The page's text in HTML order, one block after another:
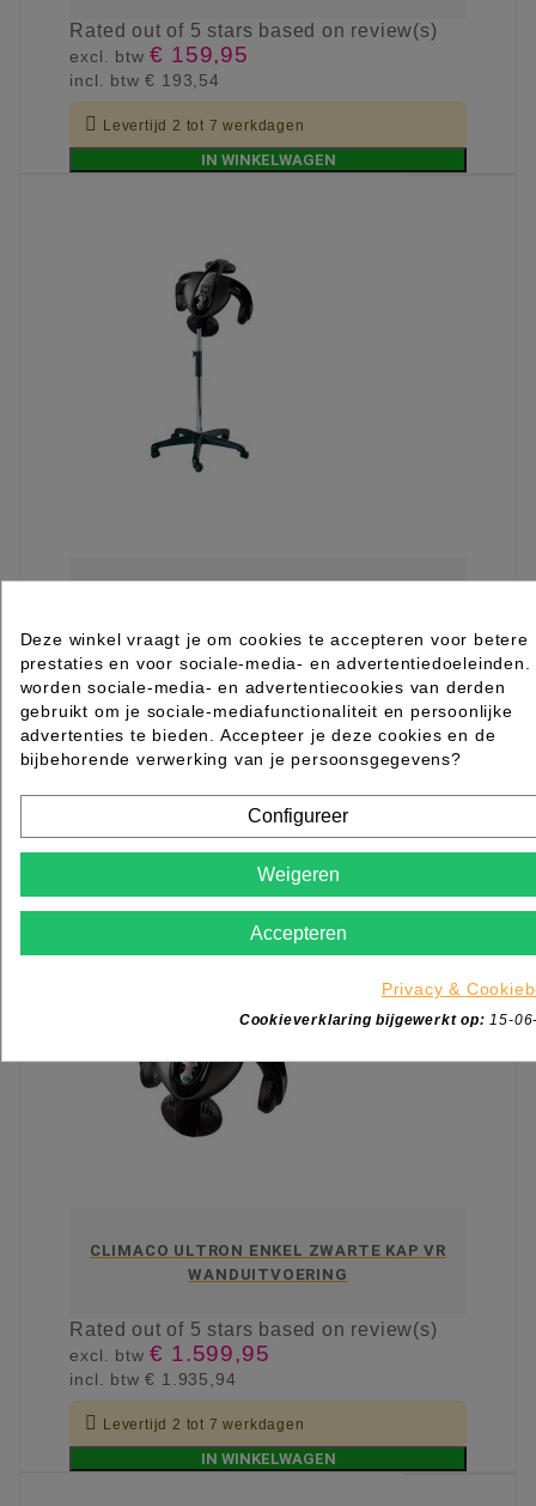
Ratedout of 5 stars based on review(s)
excl. btw€ 159,95
incl. btw€ 193,54
 Levertijd 2 tot 7 werkdagen
IN WINKELWAGEN
Rated out of 5 stars based onreview(s)
excl. btw€ 1.499,95
incl. btw € 1.814,94
IN WINKELWAGEN
CLIMACO ULTRON ENKEL ZWARTE KAP VR
WANDUITVOERING
Ratedout of 5 stars based on review(s)
excl. btw€ 1.599,95
incl. btw€ 1.935,94
 Levertijd 2 tot 7 werkdagen
IN WINKELWAGEN
Deze winkel vraagt je om cookies te accepteren voor betere
prestaties en voor sociale-media- en advertentiedoeleinden.
worden sociale-media- en advertentiecookies van derden
gebruikt om je sociale-mediafunctionaliteit en persoonlijke
advertenties te bieden. Accepteer je deze cookies en de
bijbehorende verwerking van je persoonsgegevens?
Configureer
Weigeren
Accepteren
Privacy &
Cookieverklaring bijgewerkt op: 15-